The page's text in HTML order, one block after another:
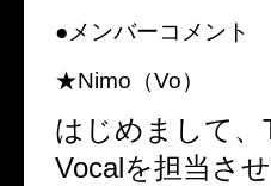
●メンバーコメント
★Nimo（Vo）
はじめまして、
Vocalを担当さ